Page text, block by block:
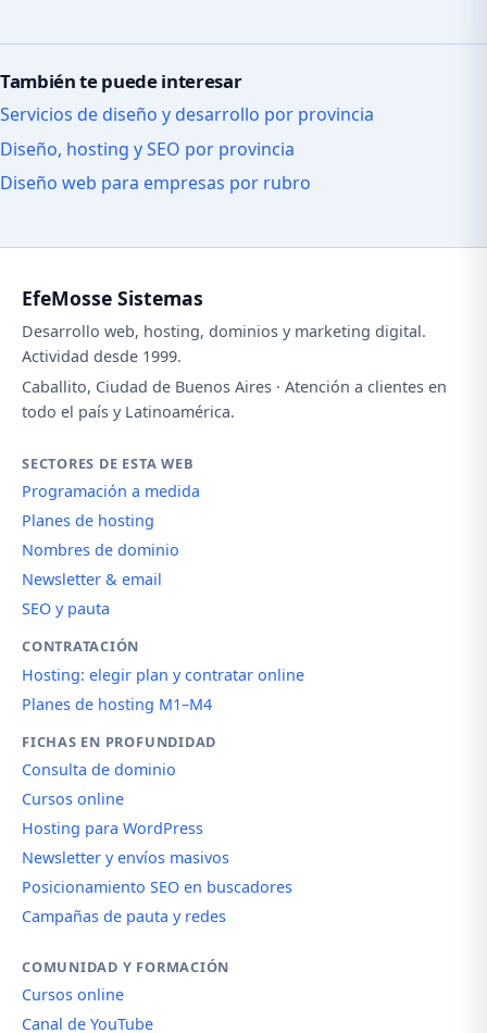
También te puede interesar
Servicios de diseño y desarrollo por provincia
Diseño, hosting y SEO por provincia
Diseño web para empresas por rubro
EfeMosse Sistemas
Desarrollo web, hosting, dominios y marketing digital.
Actividad desde 1999.
Caballito, Ciudad de Buenos Aires · Atención a clientes en
todo el país y Latinoamérica.
SECTORES DE ESTA WEB
Programación a medida
Planes de hosting
Nombres de dominio
Newsletter & email
SEO y pauta
CONTRATACIÓN
Hosting: elegir plan y contratar online
Planes de hosting M1–M4
FICHAS EN PROFUNDIDAD
Consulta de dominio
Cursos online
Hosting para WordPress
Newsletter y envíos masivos
Posicionamiento SEO en buscadores
Campañas de pauta y redes
COMUNIDAD Y FORMACIÓN
Cursos online
Canal de YouTube